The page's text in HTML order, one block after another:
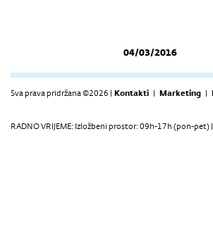
04/03/2016
Sva prava pridržana ©2026 | Kontakti | Marketing |
RADNO VRIJEME: Izložbeni prostor: 09h-17h (pon-